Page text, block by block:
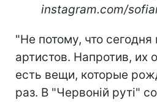
instagram.com/
"Не потому, что сегодня
артистов. Напротив, их
есть вещи, которые
раз. В "Червоній руті"